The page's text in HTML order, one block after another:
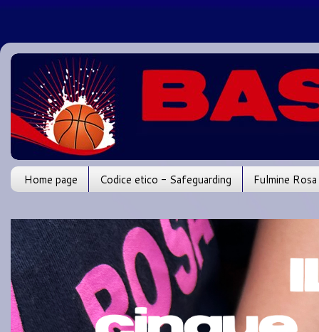
Home page Codice etico - Safeguarding Fulmine Rosa